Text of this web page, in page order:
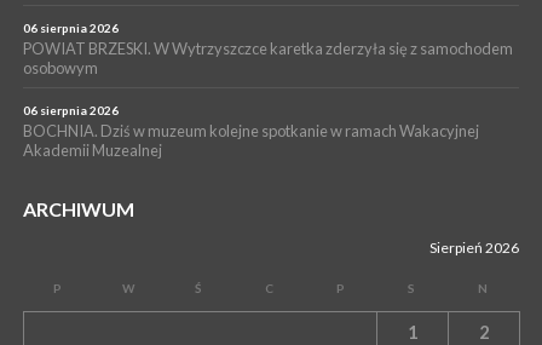
06 sierpnia 2026
POWIAT BRZESKI. W Wytrzyszczce karetka zderzyła się z samochodem
osobowym
06 sierpnia 2026
BOCHNIA. Dziś w muzeum kolejne spotkanie w ramach Wakacyjnej
Akademii Muzealnej
ARCHIWUM
Sierpień 2026
P W Ś C P S N
1 2